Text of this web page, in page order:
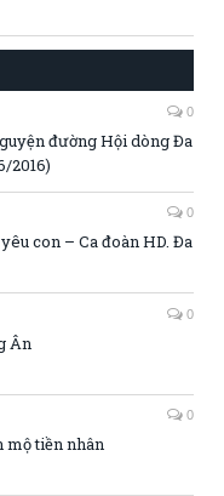
0
đường Hội dòng Đa
2016)
0
con – Ca đoàn HD. Đa
0
Ân
0
mộ tiền nhân